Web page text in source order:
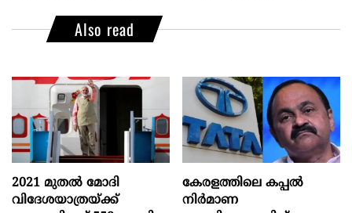
Also read
2021 മുതൽ മോദി
വിദേശയാത്രയ്ക്ക്
കേരളത്തിലെ കപ്പൽ
നിർമാണ